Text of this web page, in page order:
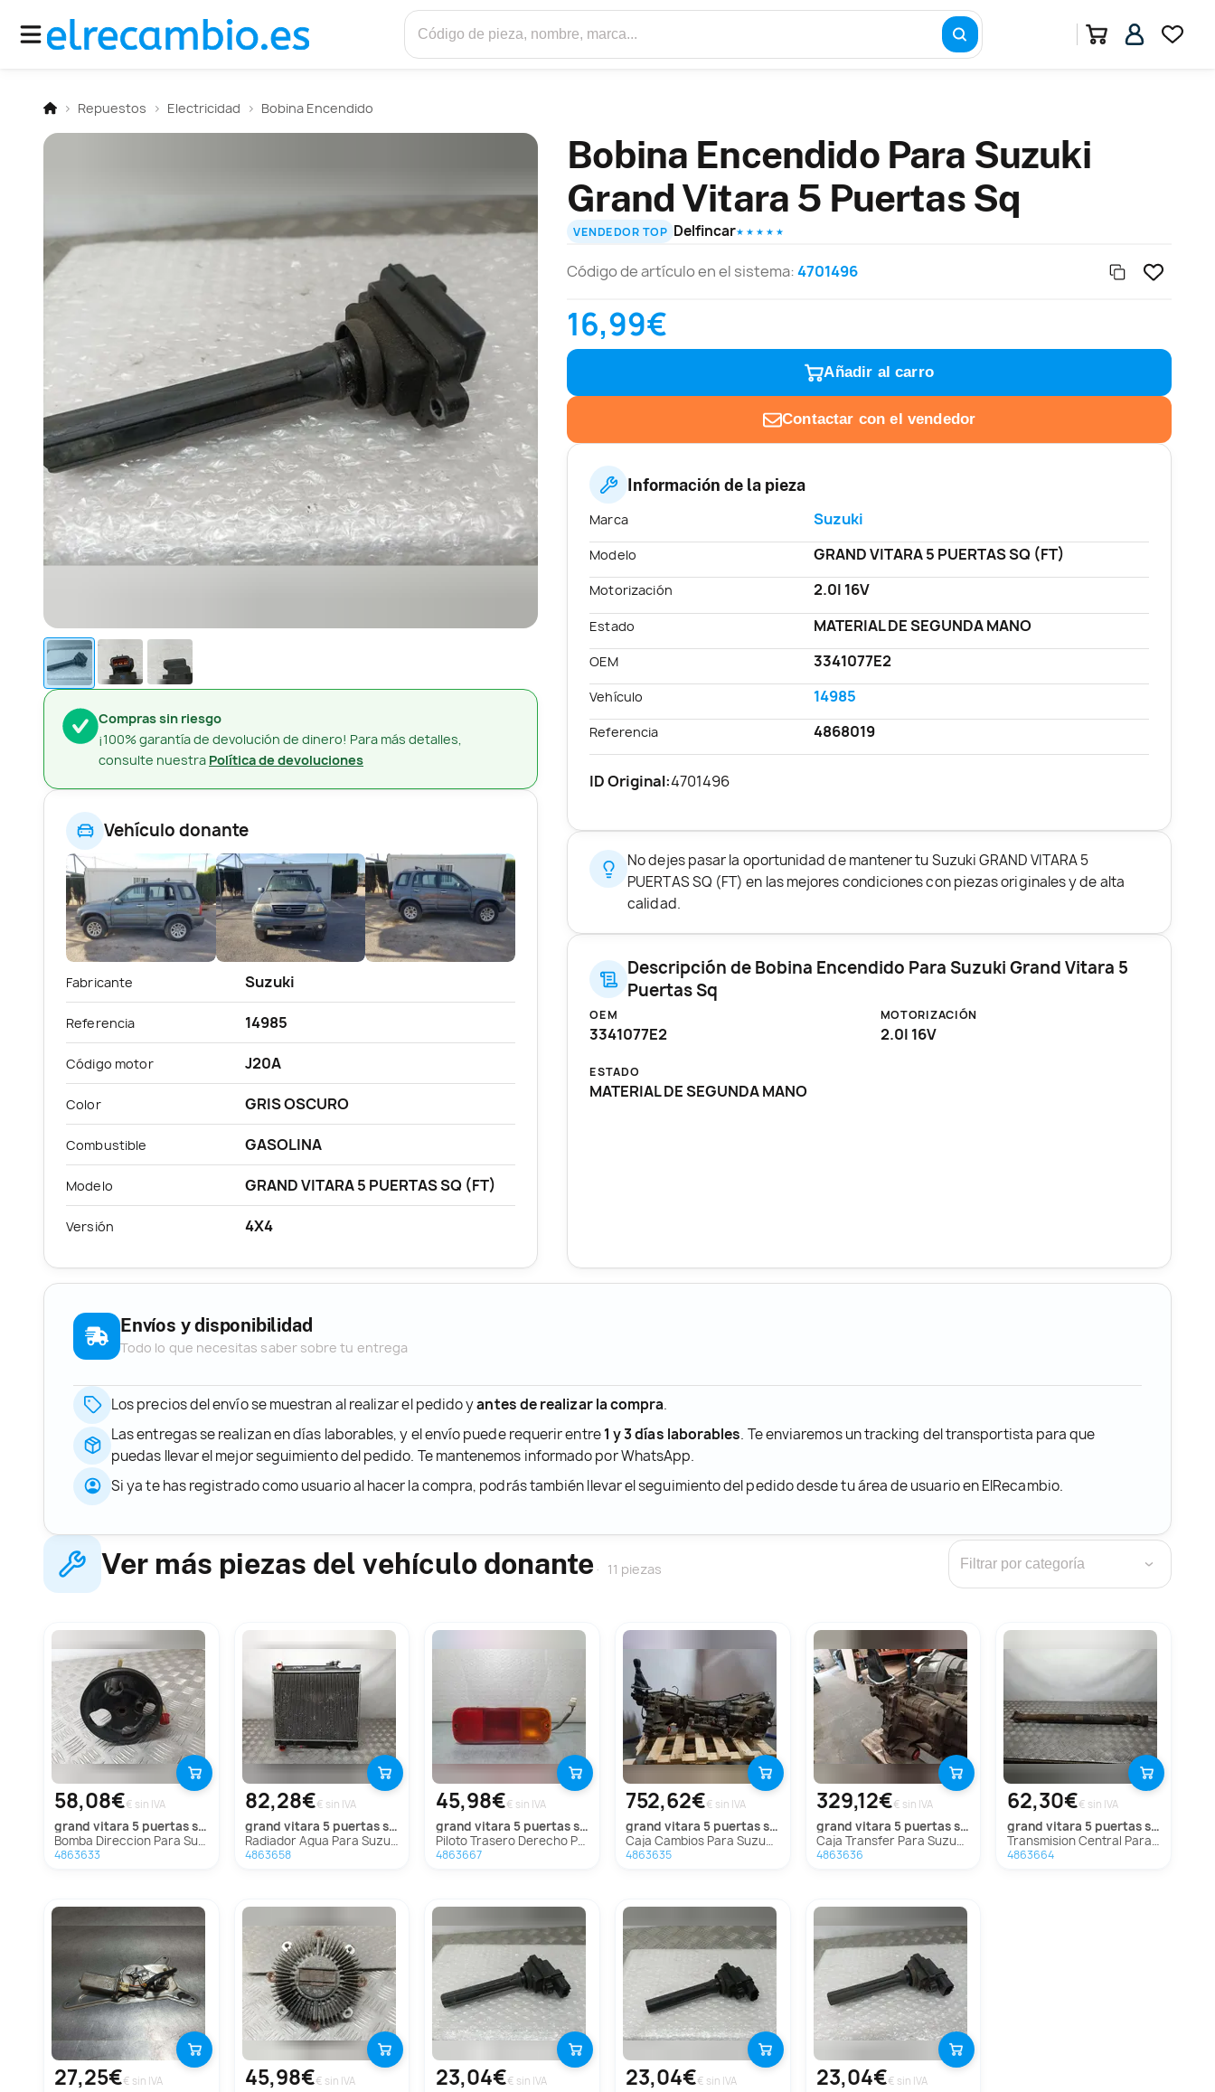
Repuestos Electricidad Bobina Encendido
Compras sin riesgo
¡100% garantía de devolución de dinero! Para más detalles,
consulte nuestra Política de devoluciones
Vehículo donante
Fabricante Suzuki
Referencia 14985
Código motor J20A
Color GRIS OSCURO
Combustible GASOLINA
Modelo GRAND VITARA 5 PUERTAS SQ (FT)
Versión 4X4
Bobina Encendido Para Suzuki
Grand Vitara 5 Puertas Sq
VENDEDOR TOP Delfincar★ ★ ★ ★ ★
Código de artículo en el sistema:4701496
16,99€
Añadir al carro
Contactar con el vendedor
Información de la pieza
Marca Suzuki
Modelo GRAND VITARA 5 PUERTAS SQ (FT)
Motorización 2.0I 16V
Estado MATERIAL DE SEGUNDA MANO
OEM 3341077E2
Vehículo 14985
Referencia 4868019
ID Original:4701496
No dejes pasar la oportunidad de mantener tu Suzuki GRAND VITARA 5
PUERTAS SQ (FT) en las mejores condiciones con piezas originales y de alta
calidad.
Descripción de Bobina Encendido Para Suzuki Grand Vitara 5
Puertas Sq
OEM
3341077E2
MOTORIZACIÓN
2.0I 16V
ESTADO
MATERIAL DE SEGUNDA MANO
Envíos y disponibilidad
Todo lo que necesitas saber sobre tu entrega
Los precios del envío se muestran al realizar el pedido yantes de realizar la compra.
Las entregas se realizan en días laborables, y el envío puede requerir entre1 y 3 días laborables. Te enviaremos un tracking del transportista para que
puedas llevar el mejor seguimiento del pedido. Te mantenemos informado por WhatsApp.
Si ya te has registrado como usuario al hacer la compra, podrás también llevar el seguimiento del pedido desde tu área de usuario en ElRecambio.
Ver más piezas del vehículo donante 11 piezas ›
58,08€€ sin IVA
grand vitara 5 puertas sq (ft)
Bomba Direccion Para Suzuki Grand Vitara 5 Puertas Sq
4863633
82,28€€ sin IVA
grand vitara 5 puertas sq (ft)
Radiador Agua Para Suzuki Grand Vitara 5 Puertas Sq
4863658
45,98€€ sin IVA
grand vitara 5 puertas sq (ft)
Piloto Trasero Derecho Paragolpes Para Suzuki Grand Vitara 5 Puertas Sq
4863667
752,62€€ sin IVA
grand vitara 5 puertas sq (ft)
Caja Cambios Para Suzuki Grand Vitara 5 Puertas Sq
4863635
329,12€€ sin IVA
grand vitara 5 puertas sq (ft)
Caja Transfer Para Suzuki Grand Vitara 5 Puertas Sq
4863636
62,30€€ sin IVA
grand vitara 5 puertas sq (ft)
Transmision Central Para Suzuki Grand Vitara 5 Puertas Sq
4863664
27,25€€ sin IVA 45,98€€ sin IVA 23,04€€ sin IVA 23,04€€ sin IVA 23,04€€ sin IVA